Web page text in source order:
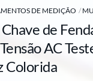
DE MEDIÇÃO
de
AC
Colorida